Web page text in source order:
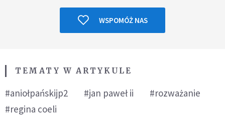
WSPOMÓŻ NAS
TEMATY W ARTYKULE
#aniołpańskijp2 #jan paweł ii
#rozważanie
#regina coeli